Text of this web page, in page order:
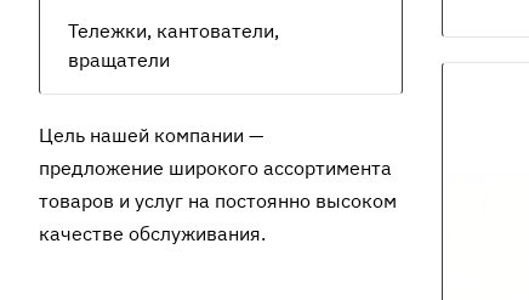
Тележки, кантователи,
вращатели
Цель нашей компании —
предложение широкого ассортимента
товаров и услуг на постоянно высоком
качестве обслуживания.